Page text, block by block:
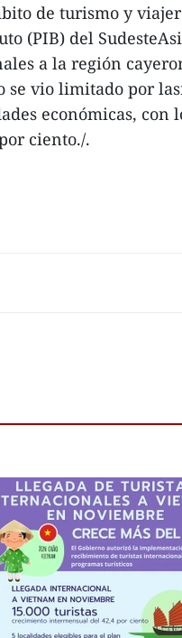
de turismo y
(PIB) del
a la región
se vio limitado por
económicas, con
ciento./.